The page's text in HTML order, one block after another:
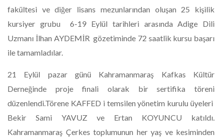
fakültesi ve diğer lisans mezunlarından oluşan 25 kişilik
kursiyer grubu 6-19 Eylül tarihleri arasında Adige Dili
Uzmanı İlhan AYDEMİR gözetiminde 72 saatlik kursu başarı
ile tamamladılar.
21 Eylül pazar günü Kahramanmaraş Kafkas Kültür
Derneğinde proje finali olarak bir sertifika töreni
düzenlendi.Törene KAFFED i temsilen yönetim kurulu üyeleri
Bekir Sami YAVUZ ve Ertan KOYUNCU katıldı.
Kahramanmaraş Çerkes toplumunun her yaş ve kesiminden